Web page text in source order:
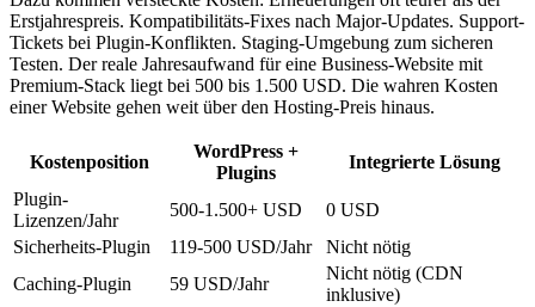
Erstjahrespreis. Kompatibilitäts-Fixes nach Major-Updates. Support-
Tickets bei Plugin-Konflikten. Staging-Umgebung zum sicheren
Testen. Der reale Jahresaufwand für eine Business-Website mit
Premium-Stack liegt bei 500 bis 1.500 USD. Die wahren Kosten
einer Website gehen weit über den Hosting-Preis hinaus.
Kostenposition
WordPress +
Plugins
Integrierte Lösung
Plugin-
Lizenzen/Jahr
500-1.500+ USD
0 USD
Sicherheits-Plugin
119-500 USD/Jahr
Nicht nötig
Caching-Plugin
59 USD/Jahr
Nicht nötig (CDN
inklusive)